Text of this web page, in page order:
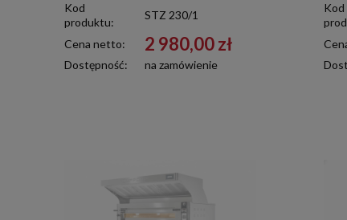
Kod
produktu:
STZ 230/1
Cena netto: 2 980,00 zł
Dostępność: na zamówienie
Kod